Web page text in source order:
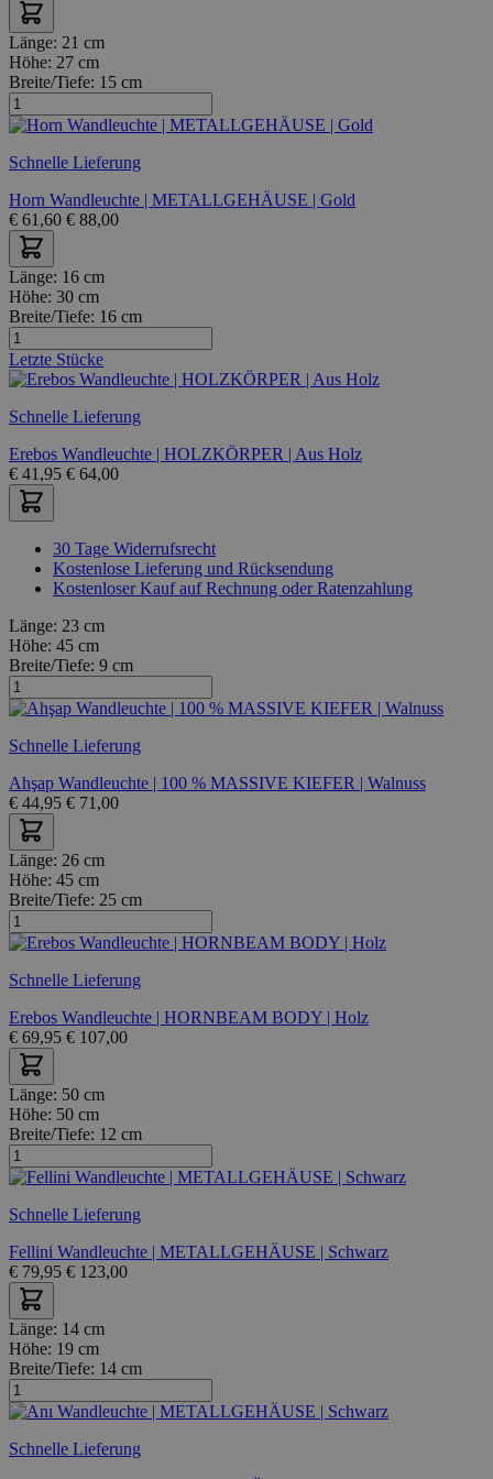
Länge: 21 cm
Höhe: 27 cm
Breite/Tiefe: 15 cm
Schnelle Lieferung
Horn Wandleuchte | METALLGEHÄUSE | Gold
€ 61,60 € 88,00
Länge: 16 cm
Höhe: 30 cm
Breite/Tiefe: 16 cm
Letzte Stücke
Schnelle Lieferung
Erebos Wandleuchte | HOLZKÖRPER | Aus Holz
€ 41,95 € 64,00
30 Tage Widerrufsrecht
Kostenlose Lieferung und Rücksendung
Kostenloser Kauf auf Rechnung oder Ratenzahlung
Länge: 23 cm
Höhe: 45 cm
Breite/Tiefe: 9 cm
Schnelle Lieferung
Ahşap Wandleuchte | 100 % MASSIVE KIEFER | Walnuss
€ 44,95 € 71,00
Länge: 26 cm
Höhe: 45 cm
Breite/Tiefe: 25 cm
Schnelle Lieferung
Erebos Wandleuchte | HORNBEAM BODY | Holz
€ 69,95 € 107,00
Länge: 50 cm
Höhe: 50 cm
Breite/Tiefe: 12 cm
Schnelle Lieferung
Fellini Wandleuchte | METALLGEHÄUSE | Schwarz
€ 79,95 € 123,00
Länge: 14 cm
Höhe: 19 cm
Breite/Tiefe: 14 cm
Schnelle Lieferung